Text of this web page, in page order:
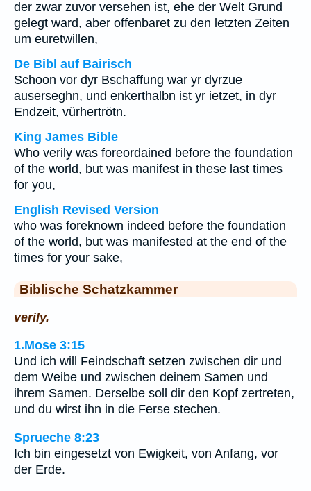
der zwar zuvor versehen ist, ehe der Welt Grund
gelegt ward, aber offenbaret zu den letzten Zeiten
um euretwillen,
De Bibl auf Bairisch
Schoon vor dyr Bschaffung war yr dyrzue
auserseghn, und enkerthalbn ist yr ietzet, in dyr
Endzeit, vürhertrötn.
King James Bible
Who verily was foreordained before the foundation
of the world, but was manifest in these last times
for you,
English Revised Version
who was foreknown indeed before the foundation
of the world, but was manifested at the end of the
times for your sake,
Biblische Schatzkammer
verily.
1.Mose 3:15
Und ich will Feindschaft setzen zwischen dir und
dem Weibe und zwischen deinem Samen und
ihrem Samen. Derselbe soll dir den Kopf zertreten,
und du wirst ihn in die Ferse stechen.
Sprueche 8:23
Ich bin eingesetzt von Ewigkeit, von Anfang, vor
der Erde.